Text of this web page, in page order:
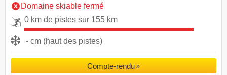
Domaine skiable fermé
0 km de pistes sur 155 km
- cm (haut des pistes)
Compte-rendu